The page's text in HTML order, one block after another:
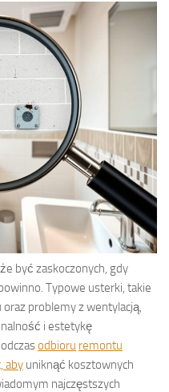
być zaskoczonych, gdy
Typowe usterki, takie
problemy z wentylacją,
i estetykę
odbioru remontu
aby uniknąć kosztownych
najczęstszych